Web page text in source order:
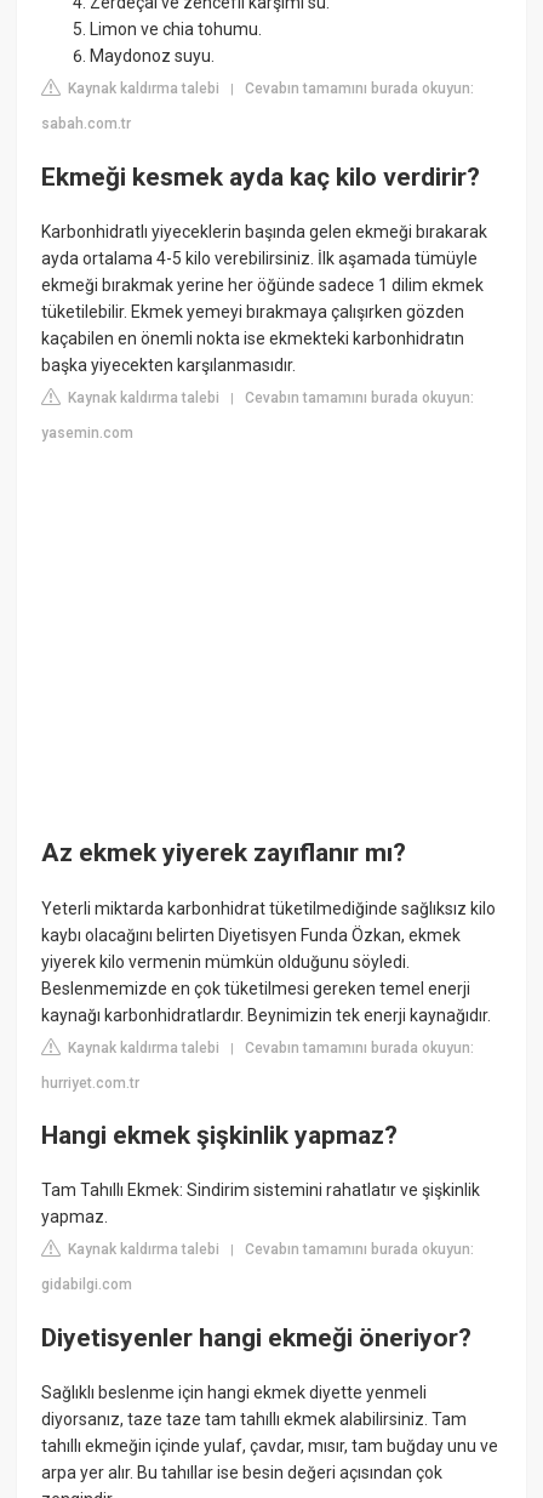
Limon ve chia tohumu.
Maydonoz suyu.
Kaynak kaldırma talebi |Cevabın tamamını burada okuyun:
sabah.com.tr
Ekmeği kesmek ayda kaç kilo verdirir?
Karbonhidratlı yiyeceklerin başında gelen ekmeği bırakarak
ayda ortalama 4-5 kilo verebilirsiniz. İlk aşamada tümüyle
ekmeği bırakmak yerine her öğünde sadece 1 dilim ekmek
tüketilebilir. Ekmek yemeyi bırakmaya çalışırken gözden
kaçabilen en önemli nokta ise ekmekteki karbonhidratın
başka yiyecekten karşılanmasıdır.
Kaynak kaldırma talebi |Cevabın tamamını burada okuyun:
yasemin.com
Az ekmek yiyerek zayıflanır mı?
Yeterli miktarda karbonhidrat tüketilmediğinde sağlıksız kilo
kaybı olacağını belirten Diyetisyen Funda Özkan, ekmek
yiyerek kilo vermenin mümkün olduğunu söyledi.
Beslenmemizde en çok tüketilmesi gereken temel enerji
kaynağı karbonhidratlardır. Beynimizin tek enerji kaynağıdır.
Kaynak kaldırma talebi |Cevabın tamamını burada okuyun:
hurriyet.com.tr
Hangi ekmek şişkinlik yapmaz?
Tam Tahıllı Ekmek: Sindirim sistemini rahatlatır ve şişkinlik
yapmaz.
Kaynak kaldırma talebi |Cevabın tamamını burada okuyun:
gidabilgi.com
Diyetisyenler hangi ekmeği öneriyor?
Sağlıklı beslenme için hangi ekmek diyette yenmeli
diyorsanız, taze taze tam tahıllı ekmek alabilirsiniz. Tam
tahıllı ekmeğin içinde yulaf, çavdar, mısır, tam buğday unu ve
arpa yer alır. Bu tahıllar ise besin değeri açısından çok